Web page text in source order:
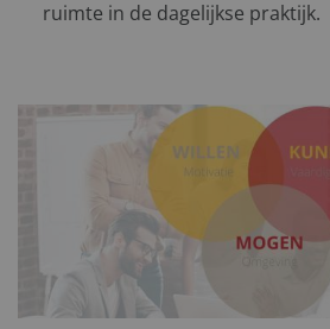
ruimte in de dagelijkse praktijk.